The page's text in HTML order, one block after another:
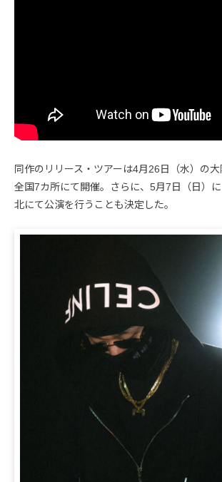
同作のリリース・ツアーは4月26日（水）の
全国7カ所にて開催。さらに、5月7日（日）
北にて公演を行うことも決定した。